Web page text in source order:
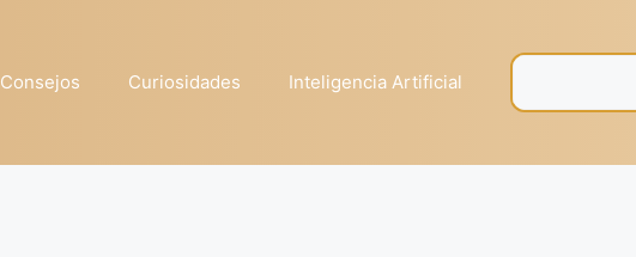
Consejos Curiosidades Inteligencia Artificial